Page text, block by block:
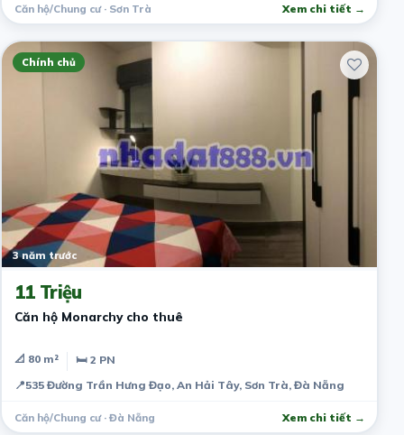
Căn hộ/Chung cư · Sơn Trà Xem chi tiết →
Chính chủ
3 năm trước
11 Triệu
Căn hộ Monarchy cho thuê
📐 80 m²
🛏 2 PN
📍535 Đường Trần Hưng Đạo, An Hải Tây, Sơn Trà, Đà Nẵng
Căn hộ/Chung cư · Đà Nẵng Xem chi tiết →